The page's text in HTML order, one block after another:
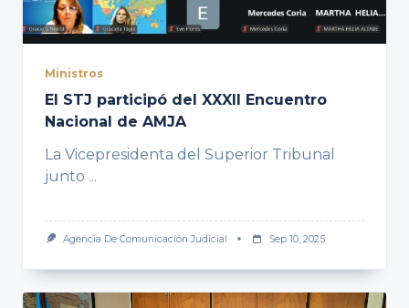
Ministros
El STJ participó del XXXII Encuentro
Nacional de AMJA
La Vicepresidenta del Superior Tribunal
junto ...
Agencia De Comunicación Judicial Sep 10, 2025